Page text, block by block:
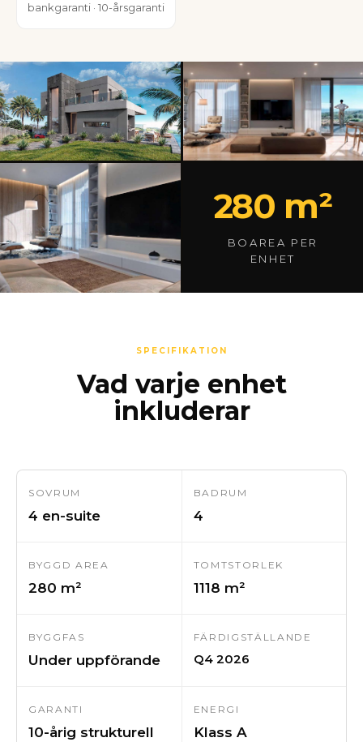
bankgaranti · 10-årsgaranti
280 m²
BOAREA PER
ENHET
SPECIFIKATION
Vad varje enhet
inkluderar
SOVRUM
4 en-suite
BADRUM
4
BYGGD AREA
280 m²
TOMTSTORLEK
1118 m²
BYGGFAS
Under uppförande
FÄRDIGSTÄLLANDE
Q4 2026
GARANTI
10-årig strukturell
ENERGI
Klass A